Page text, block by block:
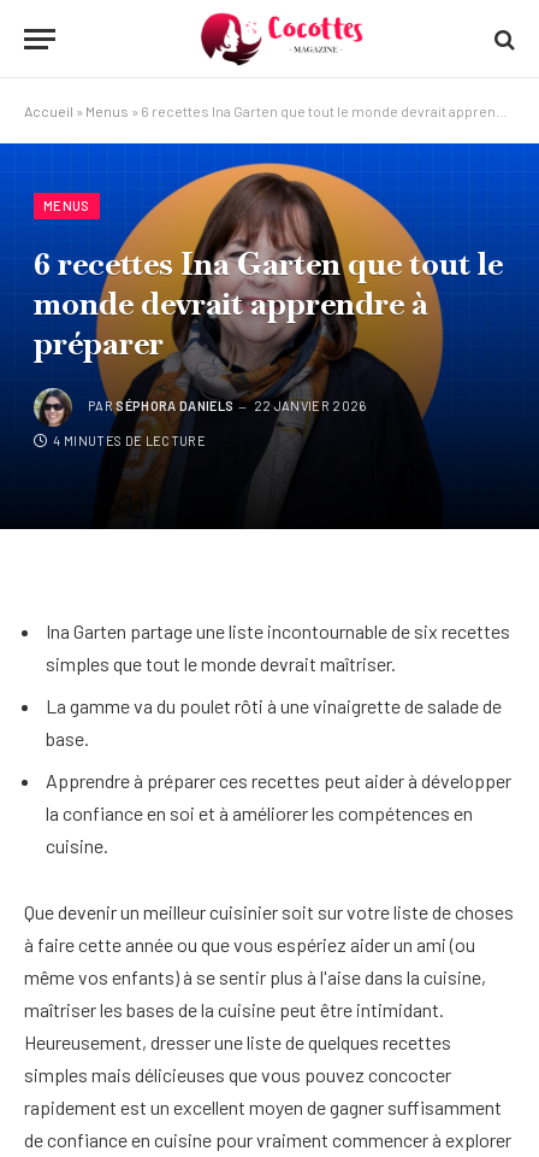
Accueil » Menus » 6 recettes Ina Garten que tout le monde devrait apprendre à préparer
MENUS
6 recettes Ina Garten que tout le
monde devrait apprendre à
préparer
PARSÉPHORA DANIELS 22 JANVIER 2026
4 MINUTES DE LECTURE
Ina Garten partage une liste incontournable de six recettes
simples que tout le monde devrait maîtriser.
La gamme va du poulet rôti à une vinaigrette de salade de
base.
Apprendre à préparer ces recettes peut aider à développer
la confiance en soi et à améliorer les compétences en
cuisine.
Que devenir un meilleur cuisinier soit sur votre liste de choses
à faire cette année ou que vous espériez aider un ami (ou
même vos enfants) à se sentir plus à l'aise dans la cuisine,
maîtriser les bases de la cuisine peut être intimidant.
Heureusement, dresser une liste de quelques recettes
simples mais délicieuses que vous pouvez concocter
rapidement est un excellent moyen de gagner suffisamment
de confiance en cuisine pour vraiment commencer à explorer